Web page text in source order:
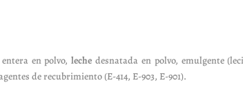
en polvo,leche desnatada en polvo, emulgente
de recubrimiento (E-414, E-903, E-901).